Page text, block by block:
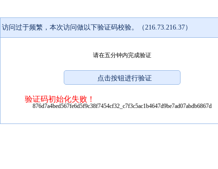
访问过于频繁，本次访问做以下验证码校验。（216.73.216.37）
请在五分钟内完成验证
验证码初始化失败！
876d7a4bed567fe6d5f9c38f7454cf32_c7f3c5ac1b4647d9be7ad07abdb6867d